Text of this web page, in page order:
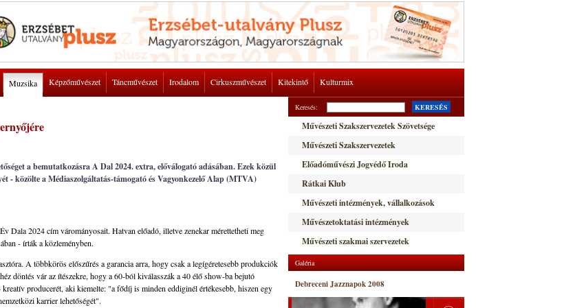
Muzsika Képzőművészet Táncművészet Irodalom Cirkuszművészet Kitekintő Kulturmix
a bemutatkozásra A Dal 2024. extra, előválogató adásában. Ezek közül
- közölte a Médiaszolgáltatás-támogató és Vagyonkezelő Alap (MTVA)
Dala 2024 cím várományosait. Hatvan előadó, illetve zenekar mérettetheti meg
- írták a közleményben.
A többkörös előszűrés a garancia arra, hogy csak a legígéretesebb produkciók
döntés vár az ítészekre, hogy a 60-ból kiválasszák a 40 élő show-ba bejutó
producerét, aki kiemelte: "a fődíj is minden eddiginél értékesebb, hiszen egy
karrier lehetőségét".
Keresés: KERESÉS
Művészeti Szakszervezetek Szövetsége
Művészeti Szakszervezetek
Előadóművészi Jogvédő Iroda
Rátkai Klub
Művészeti intézmények, vállalkozások
Művészetoktatási intézmények
Művészeti szakmai szervezetek
Galéria
Debreceni Jazznapok 2008